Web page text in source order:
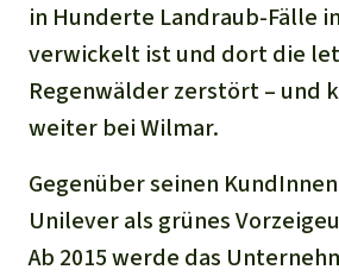
in Hunderte Landraub-Fälle
verwickelt ist und dort die
Regenwälder zerstört – und
weiter bei Wilmar.
Gegenüber seinen
Unilever als grünes
Ab 2015 werde das